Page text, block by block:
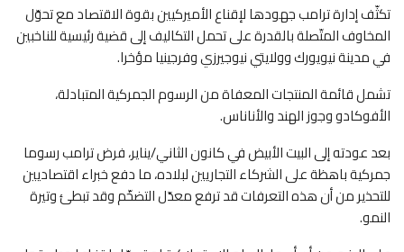
تكثّف إدارة ترامب جهودها لإقناع الأميركيين بقوة الاقتصاد مع تحوّل
المخاوف المتّصلة بالقدرة على تحمل التكاليف إلى قضية رئيسية للناخبين
في مدينة نيويورك وولايتي نيوجيرزي وفرجينيا مؤخرا.
تشمل قائمة المنتجات المعفاة من الرسوم الجمركية المتبادلة،
الأفوكادو وجوز الهند والأناناس.
بعد عودته إلى البيت الأبيض في كانون الثاني/يناير، فرض ترامب رسوما
جمركية باهظة على الشركاء التجاريين لبلاده، ما دفع خبراء اقتصاديين
للتحذير من أن هذه التعرفات قد ترفع معدّل التضخّم وقد تبطئ وتيرة
النمو.